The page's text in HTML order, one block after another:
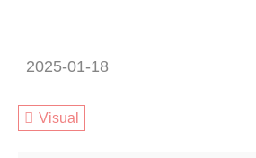
2025-01-18
Visual